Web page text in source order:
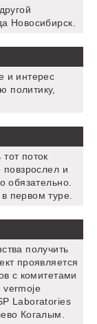
Новосибирск.
и интерес
политику,
поток
повзрослел и
обязательно.
первом туре.
получить
проявляется
с комитетами
vermoje
Laboratories
Когалым.